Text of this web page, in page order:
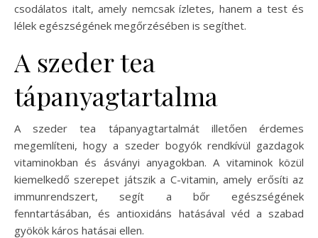
csodálatos italt, amely nemcsak ízletes, hanem a test és
lélek egészségének megőrzésében is segíthet.
A szeder tea
tápanyagtartalma
A szeder tea tápanyagtartalmát illetően érdemes
megemlíteni, hogy a szeder bogyók rendkívül gazdagok
vitaminokban és ásványi anyagokban. A vitaminok közül
kiemelkedő szerepet játszik a C-vitamin, amely erősíti az
immunrendszert, segít a bőr egészségének
fenntartásában, és antioxidáns hatásával véd a szabad
gyökök káros hatásai ellen.